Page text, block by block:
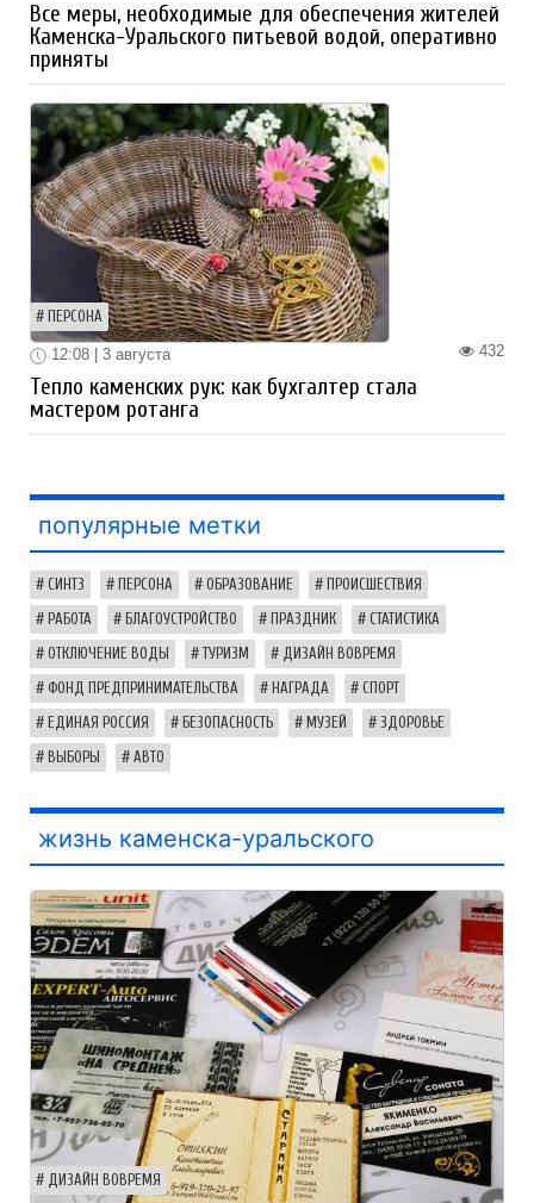
Все меры, необходимые для обеспечения жителей
Каменска-Уральского питьевой водой, оперативно
приняты
ПЕРСОНА
432
12:08 | 3 августа
Тепло каменских рук: как бухгалтер стала
мастером ротанга
популярные метки
СИНТЗ ПЕРСОНА ОБРАЗОВАНИЕ ПРОИСШЕСТВИЯ
РАБОТА БЛАГОУСТРОЙСТВО ПРАЗДНИК СТАТИСТИКА
ОТКЛЮЧЕНИЕ ВОДЫ ТУРИЗМ ДИЗАЙН ВОВРЕМЯ
ФОНД ПРЕДПРИНИМАТЕЛЬСТВА НАГРАДА СПОРТ
ЕДИНАЯ РОССИЯ БЕЗОПАСНОСТЬ МУЗЕЙ ЗДОРОВЬЕ
ВЫБОРЫ АВТО
жизнь каменска-уральского
ДИЗАЙН ВОВРЕМЯ